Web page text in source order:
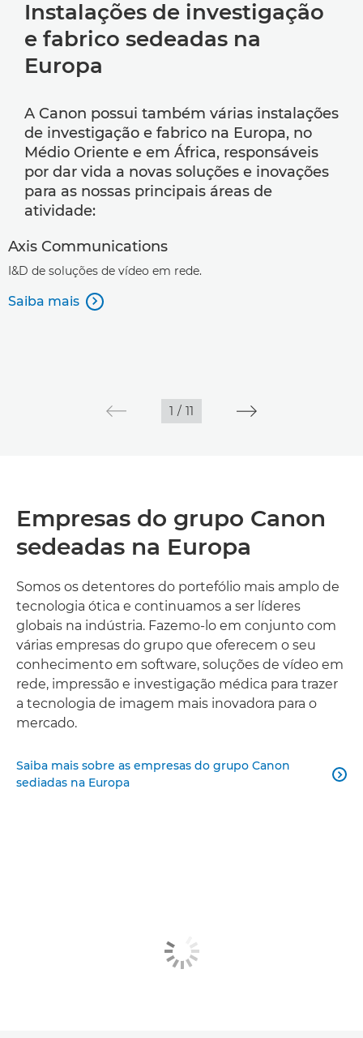
Instalações de investigação
e fabrico sedeadas na
Europa
A Canon possui também várias instalações
de investigação e fabrico na Europa, no
Médio Oriente e em África, responsáveis
por dar vida a novas soluções e inovações
para as nossas principais áreas de
atividade:
Axis Communications
I&D de soluções de vídeo em rede.
Saiba mais 
1 / 11
Empresas do grupo Canon
sedeadas na Europa
Somos os detentores do portefólio mais amplo de
tecnologia ótica e continuamos a ser líderes
globais na indústria. Fazemo-lo em conjunto com
várias empresas do grupo que oferecem o seu
conhecimento em software, soluções de vídeo em
rede, impressão e investigação médica para trazer
a tecnologia de imagem mais inovadora para o
mercado.
Saiba mais sobre as empresas do grupo Canon
sediadas na Europa
